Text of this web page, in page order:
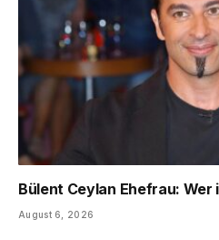
Bülent Ceylan Ehefrau: Wer
August 6, 2026